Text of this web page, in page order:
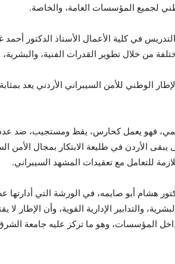
لجميع المؤسسات العامة، والخاصة.
في كلية الأعمال الأستاذ الدكتور أحمد
من خلال تطوير القدرات الفنية،
الوطني للأمن السيبراني الأردني يعد
فهو يعمل كحارس، يقظ ومستجيب، ضد
يبقى الأردن في طليعة الابتكار بمجال
للتعامل مع تعقيدات المشهد السيبراني.
هشام أبو صايمه، في الورشة التي
والتدابير الإدارية القوية، وأن
داخل المؤسسات، وهو ما تركز عليه جامعة